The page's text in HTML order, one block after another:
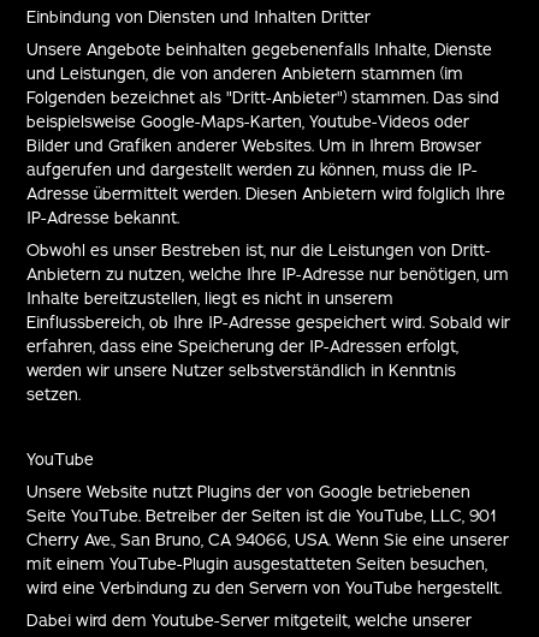
Einbindung von Diensten und Inhalten Dritter
Unsere Angebote beinhalten gegebenenfalls Inhalte, Dienste
und Leistungen, die von anderen Anbietern stammen (im
Folgenden bezeichnet als "Dritt-Anbieter") stammen. Das sind
beispielsweise Google-Maps-Karten, Youtube-Videos oder
Bilder und Grafiken anderer Websites. Um in Ihrem Browser
aufgerufen und dargestellt werden zu können, muss die IP-
Adresse übermittelt werden. Diesen Anbietern wird folglich Ihre
IP-Adresse bekannt.
Obwohl es unser Bestreben ist, nur die Leistungen von Dritt-
Anbietern zu nutzen, welche Ihre IP-Adresse nur benötigen, um
Inhalte bereitzustellen, liegt es nicht in unserem
Einflussbereich, ob Ihre IP-Adresse gespeichert wird. Sobald wir
erfahren, dass eine Speicherung der IP-Adressen erfolgt,
werden wir unsere Nutzer selbstverständlich in Kenntnis
setzen.
YouTube
Unsere Website nutzt Plugins der von Google betriebenen
Seite YouTube. Betreiber der Seiten ist die YouTube, LLC, 901
Cherry Ave., San Bruno, CA 94066, USA. Wenn Sie eine unserer
mit einem YouTube-Plugin ausgestatteten Seiten besuchen,
wird eine Verbindung zu den Servern von YouTube hergestellt.
Dabei wird dem Youtube-Server mitgeteilt, welche unserer